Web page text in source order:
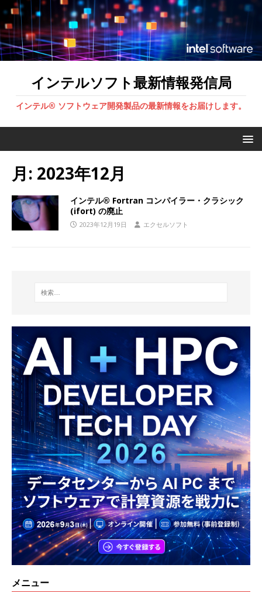
インテルソフト最新情報発信局
インテル® ソフトウェア開発製品の最新情報をお届けします。
月: 2023年12月
インテル® Fortran コンパイラー・クラシック
(ifort) の廃止
2023年12月19日 エクセルソフト
メニュー